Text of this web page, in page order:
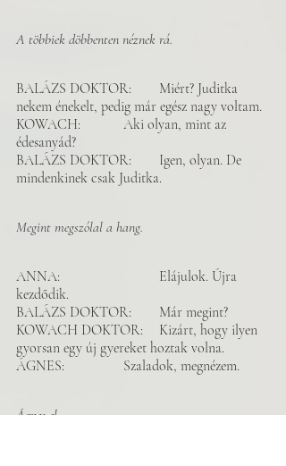
A többiek döbbenten néznek rá.
BALÁZS DOKTOR: 	Miért? Juditka
nekem énekelt, pedig már egész nagy voltam.
KOWACH:		Aki olyan, mint az
édesanyád?
BALÁZS DOKTOR: 	Igen, olyan. De
mindenkinek csak Juditka.
Megint megszólal a hang.
ANNA: 			Elájulok. Újra
kezdődik.
BALÁZS DOKTOR: 	Már megint?
KOWACH DOKTOR: 	Kizárt, hogy ilyen
gyorsan egy új gyereket hoztak volna.
ÁGNES: 		Szaladok, megnézem.
Ágnes el.